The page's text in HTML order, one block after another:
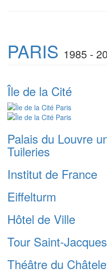
PARIS 1985 -
Île de la Cité
Palais du Louvre
Tuileries
Institut de France
Eiffelturm
Hôtel de Ville
Tour Saint-Jacques
Théâtre du